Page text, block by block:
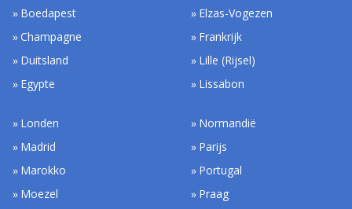
Boedapest
Champagne
Duitsland
Egypte
Elzas-Vogezen
Frankrijk
Lille (Rijsel)
Lissabon
Londen
Madrid
Marokko
Moezel
Normandië
Parijs
Portugal
Praag